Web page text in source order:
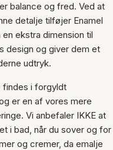
balance og fred. Ved at
detalje tilføjer Enamel
ekstra dimension til
design og giver dem et
udtryk.
i forgyldt
er en af vores mere
Vi anbefaler IKKE at
i bad, når du sover og for
og cremer, da emalje